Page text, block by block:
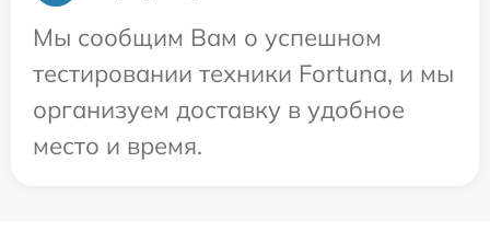
Мы сообщим Вам о успешном
тестировании техники Fortuna, и мы
организуем доставку в удобное
место и время.